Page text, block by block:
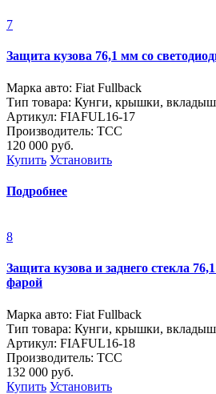
7
Защита кузова 76,1 мм со
Марка авто: Fiat Fullback
Тип товара: Кунги, крышки,
Артикул: FIAFUL16-17
Производитель: ТСС
120 000 руб.
Купить Установить
Подробнее
8
Защита кузова и заднего стекла
фарой
Марка авто: Fiat Fullback
Тип товара: Кунги, крышки,
Артикул: FIAFUL16-18
Производитель: ТСС
132 000 руб.
Купить Установить